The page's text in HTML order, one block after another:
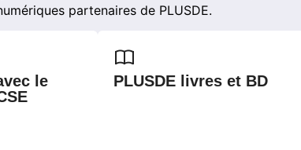
partenaires de PLUSDE.
le
PLUSDE livres et BD